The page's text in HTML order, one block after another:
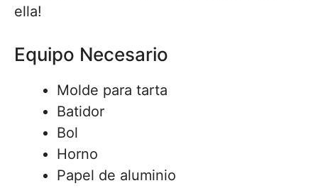
ella!
Equipo Necesario
Molde para tarta
Batidor
Bol
Horno
Papel de aluminio